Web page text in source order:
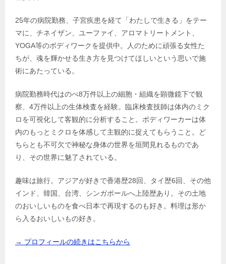
25年の病院勤務、子宮疾患を経て「わたしで生きる」をテー
マに、チネイザン、ユーファイ、アロマトリートメント、
YOGA等のボディワークを提供中。人のために頑張る女性た
ちが、魂を輝かせる生き方を見つけてほしいという思いで施
術にあたっている。
病院勤務時代はのべ8万件以上の細胞・組織を顕微鏡下で観
察、4万件以上の生体検査を経験。臨床検査技師は体内のミク
ロを可視化して客観的に分析すること。ボディワーカーは体
内のもっとミクロを体感して主観的に捉えてもらうこと。ど
ちらとも不可欠で神秘な身体の世界を垣間見れるものであ
り、その世界に魅了されている。
趣味は旅行。アジアが好きで香港歴28回、タイ歴6回、その他
インド、韓国、台湾、シンガポールへ上陸歴あり。その土地
のおいしいものを食べ日本で再現するのも好き。料理は形か
ら入るおいしいもの好き。
→ プロフィールの続きはこちらから